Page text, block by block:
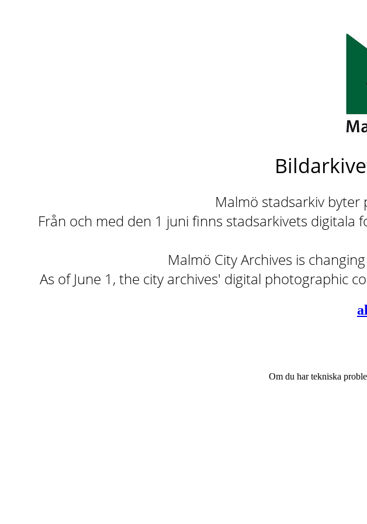
Malmö stadsarkiv
Från och med den 1 juni finns stadsarkivets digitala
Malmö City Archives is
As of June 1, the city archives' digital photographic
Om du har tekniska